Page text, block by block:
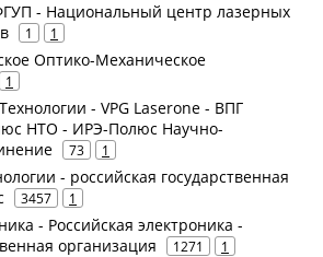
- Национальный центр лазерных
1 1
Оптико-Механическое
1
- VPG Laserone - ВПГ
НТО - ИРЭ-Полюс Научно-
73 1
- российская государственная
3457 1
- Российская электроника -
организация
1271 1